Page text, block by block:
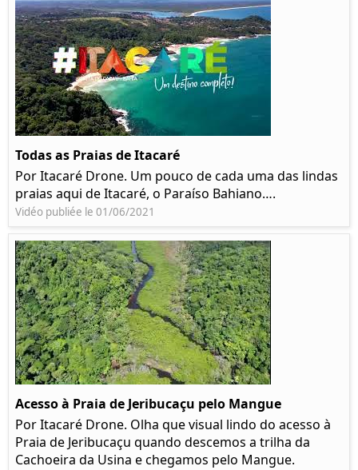
Todas as Praias de Itacaré
Por Itacaré Drone. Um pouco de cada uma das lindas
praias aqui de Itacaré, o Paraíso Bahiano….
Vidéo publiée le 01/06/2021
Acesso à Praia de Jeribucaçu pelo Mangue
Por Itacaré Drone. Olha que visual lindo do acesso à
Praia de Jeribucaçu quando descemos a trilha da
Cachoeira da Usina e chegamos pelo Mangue.